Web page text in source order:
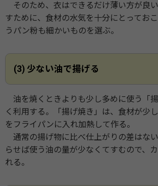
そのため、衣はできるだけ薄い方が良
すために、食材の水気を十分にとってお
うパン粉も細かいものを選ぶ。
(3) 少ない油で揚げる
油を焼くときよりも少し多めに使う「
く利用する。「揚げ焼き」は、食材が少
をフライパンに入れ加熱して作る。
通常の揚げ物に比べ仕上がりの差はな
らせば使う油の量が少なくてすむので、
れる。